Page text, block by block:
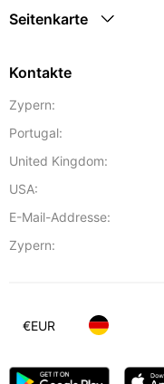
Seitenkarte
Kontakte
Zypern:
Portugal:
United Kingdom:
USA:
E-Mail-Addresse:
Zypern:
€EUR